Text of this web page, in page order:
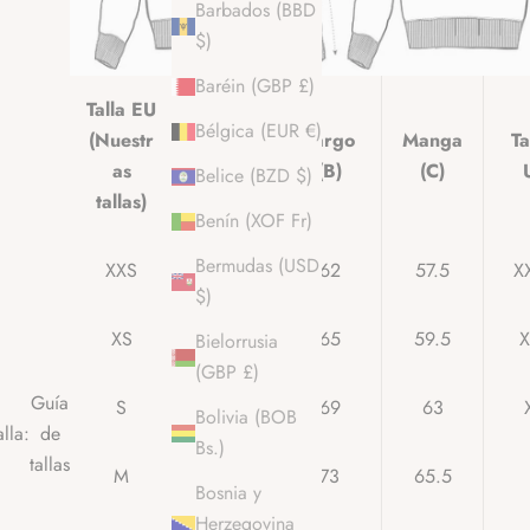
Barbados (BBD
$)
Baréin (GBP £)
Bélgica (EUR €)
Belice (BZD $)
Benín (XOF Fr)
Bermudas (USD
$)
Bielorrusia
(GBP £)
Bolivia (BOB
Bs.)
Bosnia y
Herzegovina
Guía
de
tallas
Talla EU
(Nuestr
as
tallas)
Medio
(A)
Largo
(B)
Manga
(C)
XXS 51 62 57.5
XS 53 65 59.5
S 55 69 63
M 73 65.5